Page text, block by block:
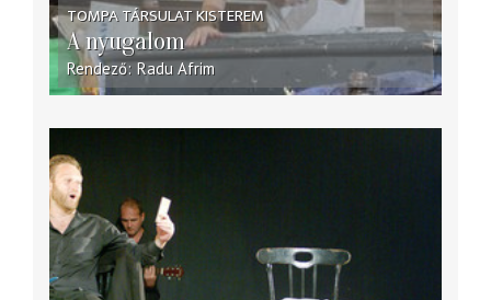
TOMPA TÁRSULAT KISTEREM
A nyugalom
Rendező Radu Afrim